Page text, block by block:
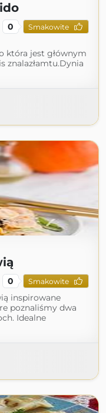
0 Smakowite
która jest głównym
znalazłamtu.Dynia
0 Smakowite
inspirowane
poznaliśmy dwa
Idealne